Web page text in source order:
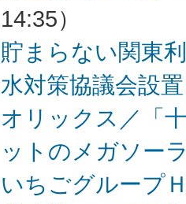
14:35）
貯まらない関東
水対策協議会設
オリックス／「
ットのメガソー
いちごグループ